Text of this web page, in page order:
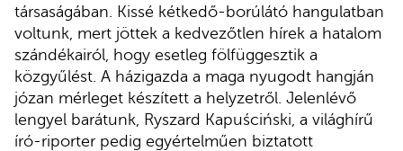
társaságában. Kissé kétkedő-borúlátó hangulatban
voltunk, mert jöttek a kedvezőtlen hírek a hatalom
szándékairól, hogy esetleg fölfüggesztik a
közgyűlést. A házigazda a maga nyugodt hangján
józan mérleget készített a helyzetről. Jelenlévő
lengyel barátunk, Ryszard Kapuściński, a világhírű
író-riporter pedig egyértelműen biztatott